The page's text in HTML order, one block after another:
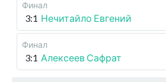
Финал
3:1 Нечитайло Евгений
Финал
3:1 Алексеев Сафрат